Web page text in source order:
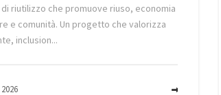
riutilizzo che promuove riuso, economia
e comunità. Un progetto che valorizza
inclusion...